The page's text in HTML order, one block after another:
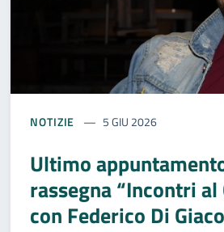
NOTIZIE 5 GIU 2026
Ultimo
rassegna “Incontri al
con Federico Di